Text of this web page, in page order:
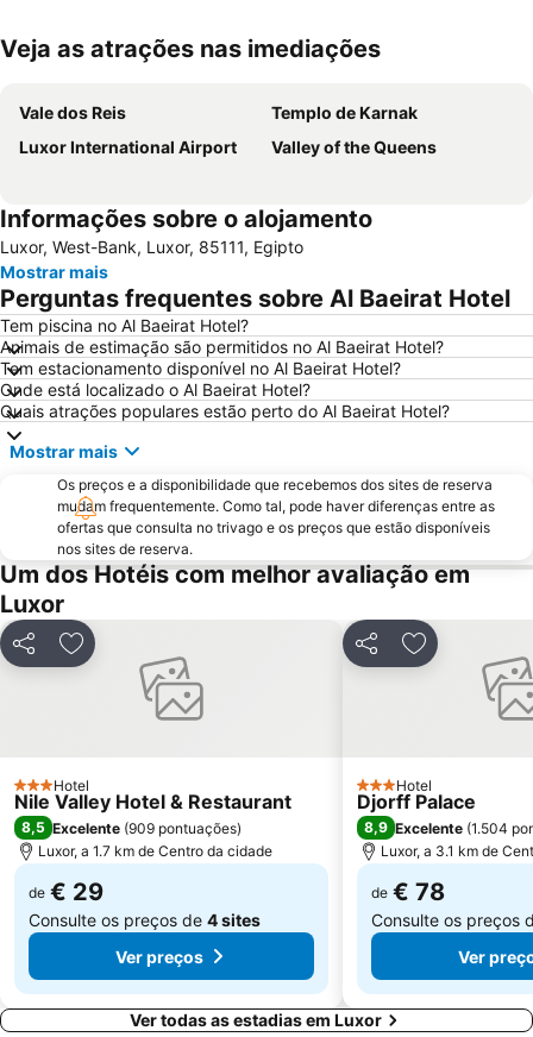
Ampliar mapa
Veja as atrações nas imediações
Vale dos Reis
Templo de Karnak
Luxor International Airport
Valley of the Queens
Informações sobre o alojamento
Luxor, West-Bank, Luxor, 85111, Egipto
Mostrar mais
Perguntas frequentes sobre Al Baeirat Hotel
Tem piscina no Al Baeirat Hotel?
Animais de estimação são permitidos no Al Baeirat Hotel?
Tem estacionamento disponível no Al Baeirat Hotel?
Onde está localizado o Al Baeirat Hotel?
Quais atrações populares estão perto do Al Baeirat Hotel?
Mostrar mais
Os preços e a disponibilidade que recebemos dos sites de reserva
mudam frequentemente. Como tal, pode haver diferenças entre as
ofertas que consulta no trivago e os preços que estão disponíveis
nos sites de reserva.
Um dos Hotéis com melhor avaliação em
Luxor
PartilharAdicionar aos favoritos
3 Estrelas
Hotel
Nile Valley Hotel & Restaurant
8,5 Excelente (909 pontuações)
Luxor, a 1.7 km de Centro da cidade
de € 29
Consulte os preços de 4 sites
Ver preços
PartilharAdicionar
3 Estrelas
Hotel
Djorff Palace
8,9 Excelente (1.504
Luxor, a 3.1 km de
de € 78
Consulte os preços
Ver
Ver todas as estadias em Luxor